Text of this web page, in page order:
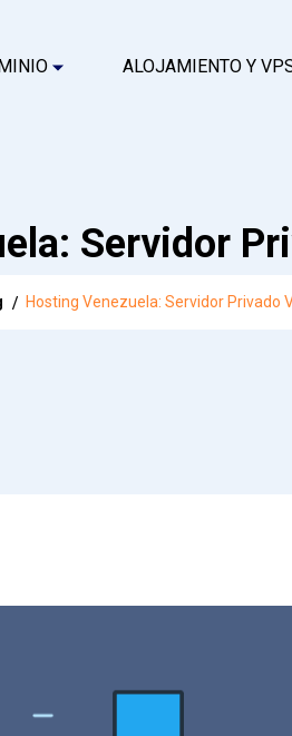
ALOJAMIENTO Y
Servidor
Hosting Venezuela: Servidor Privado